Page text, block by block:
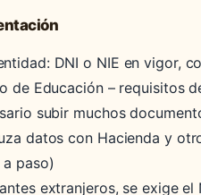
DNI o NIE en vigor,
de Educación – requisitos
subir muchos
datos con Hacienda y
a paso)
extranjeros, se exige el